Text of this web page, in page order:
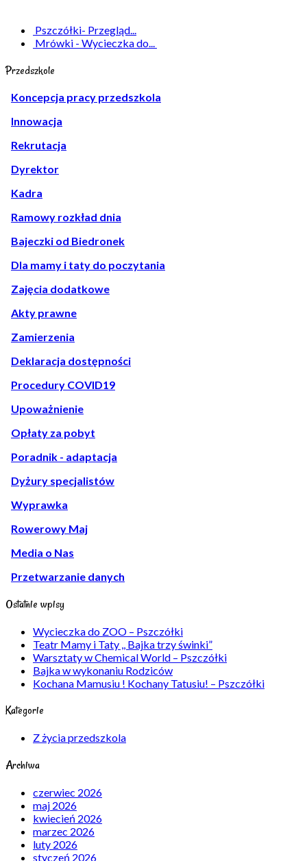
Pszczółki- Przegląd...
Mrówki - Wycieczka do...
Przedszkole
Koncepcja pracy przedszkola
Innowacja
Rekrutacja
Dyrektor
Kadra
Ramowy rozkład dnia
Bajeczki od Biedronek
Dla mamy i taty do poczytania
Zajęcia dodatkowe
Akty prawne
Zamierzenia
Deklaracja dostępności
Procedury COVID19
Upoważnienie
Opłaty za pobyt
Poradnik - adaptacja
Dyżury specjalistów
Wyprawka
Rowerowy Maj
Media o Nas
Przetwarzanie danych
Ostatnie wpisy
Wycieczka do ZOO – Pszczółki
Teatr Mamy i Taty ,, Bajka trzy świnki”
Warsztaty w Chemical World – Pszczółki
Bajka w wykonaniu Rodziców
Kochana Mamusiu ! Kochany Tatusiu! – Pszczółki
Kategorie
Z życia przedszkola
Archiwa
czerwiec 2026
maj 2026
kwiecień 2026
marzec 2026
luty 2026
styczeń 2026